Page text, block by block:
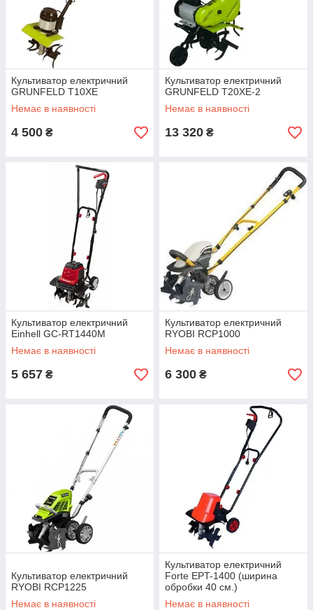
Культиватор електричний
GRUNFELD T10XE
Немає в наявності
4 500 ₴
Культиватор електричний
GRUNFELD T20XE-2
Немає в наявності
13 320 ₴
Культиватор електричний
Einhell GC-RT1440М
Немає в наявності
5 657 ₴
Культиватор електричний
RYOBI RCP1000
Немає в наявності
6 300 ₴
Культиватор електричний
RYOBI RCP1225
Немає в наявності
Культиватор електричний
Forte EPT-1400 (ширина
обробки 40 см.)
Немає в наявності